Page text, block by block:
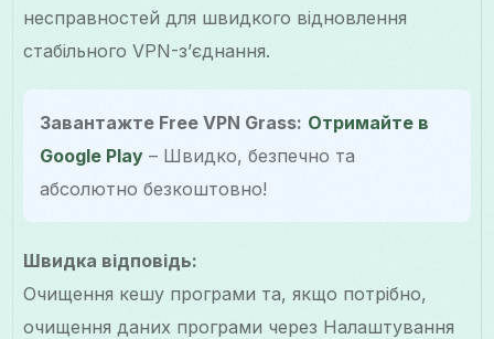
несправностей для швидкого відновлення
стабільного VPN-з’єднання.
Завантажте Free VPN Grass: Отримайте в
Google Play – Швидко, безпечно та
абсолютно безкоштовно!
Швидка відповідь:
Очищення кешу програми та, якщо потрібно,
очищення даних програми через Налаштування